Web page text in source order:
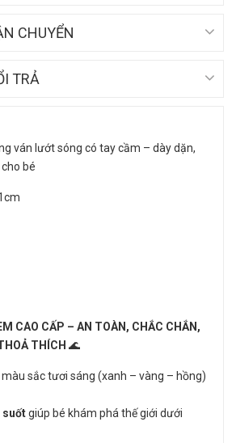
CHUYỂN
TRẢ
ván lướt sóng có tay cầm – dày dặn,
bé
CAO CẤP – AN TOÀN, CHẮC CHẮN,
THÍCH 🌊
sắc tươi sáng (xanh – vàng – hồng)
suốtgiúp bé khám phá thế giới dưới